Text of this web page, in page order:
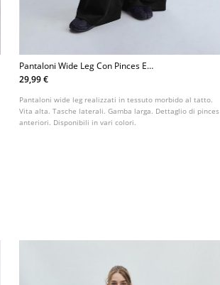
Pantaloni Wide Leg Con Pinces E
Tessuto Morbido
29,99 €
Pantaloni wide leg realizzati in tessuto morbido al tatto.
Vita alta. Tasche laterali. Gamba larga. Dettaglio di pinces
anteriori. Disponibili in vari colori.